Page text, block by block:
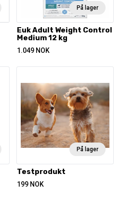
På lager
Euk Adult Weight Control
Medium 12 kg
1.049 NOK
På lager
Testprodukt
199 NOK